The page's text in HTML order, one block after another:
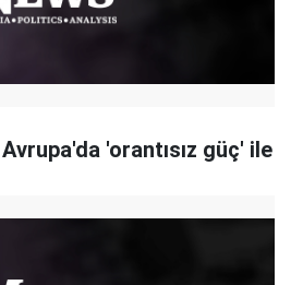
'orantısız güç' ile